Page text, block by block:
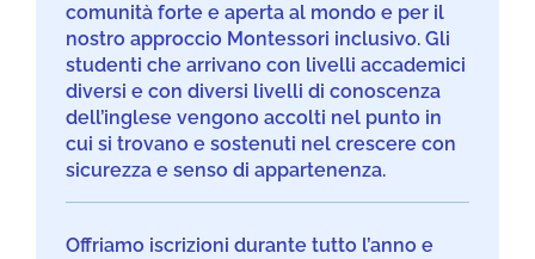
comunità forte e aperta al mondo e per il
nostro approccio Montessori inclusivo. Gli
studenti che arrivano con livelli accademici
diversi e con diversi livelli di conoscenza
dell’inglese vengono accolti nel punto in
cui si trovano e sostenuti nel crescere con
sicurezza e senso di appartenenza.
Offriamo iscrizioni durante tutto l’anno e